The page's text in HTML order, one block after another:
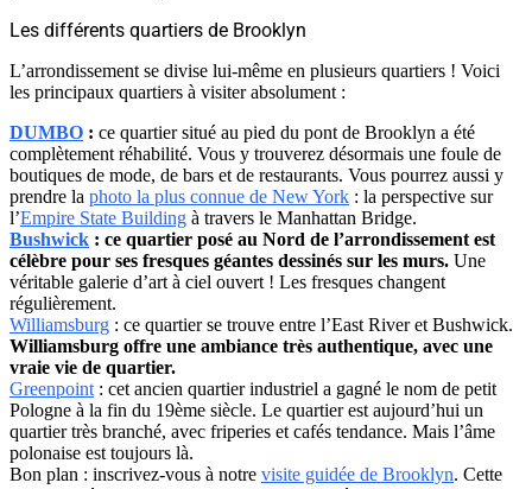
Les différents quartiers de Brooklyn
L’arrondissement se divise lui-même en plusieurs quartiers ! Voici
les principaux quartiers à visiter absolument :
DUMBO : ce quartier situé au pied du pont de Brooklyn a été
complètement réhabilité. Vous y trouverez désormais une foule de
boutiques de mode, de bars et de restaurants. Vous pourrez aussi y
prendre la photo la plus connue de New York : la perspective sur
l’Empire State Building à travers le Manhattan Bridge.
Bushwick : ce quartier posé au Nord de l’arrondissement est
célèbre pour ses fresques géantes dessinés sur les murs. Une
véritable galerie d’art à ciel ouvert ! Les fresques changent
régulièrement.
Williamsburg : ce quartier se trouve entre l’East River et Bushwick.
Williamsburg offre une ambiance très authentique, avec une
vraie vie de quartier.
Greenpoint : cet ancien quartier industriel a gagné le nom de petit
Pologne à la fin du 19ème siècle. Le quartier est aujourd’hui un
quartier très branché, avec friperies et cafés tendance. Mais l’âme
polonaise est toujours là.
Bon plan : inscrivez-vous à notre visite guidée de Brooklyn. Cette